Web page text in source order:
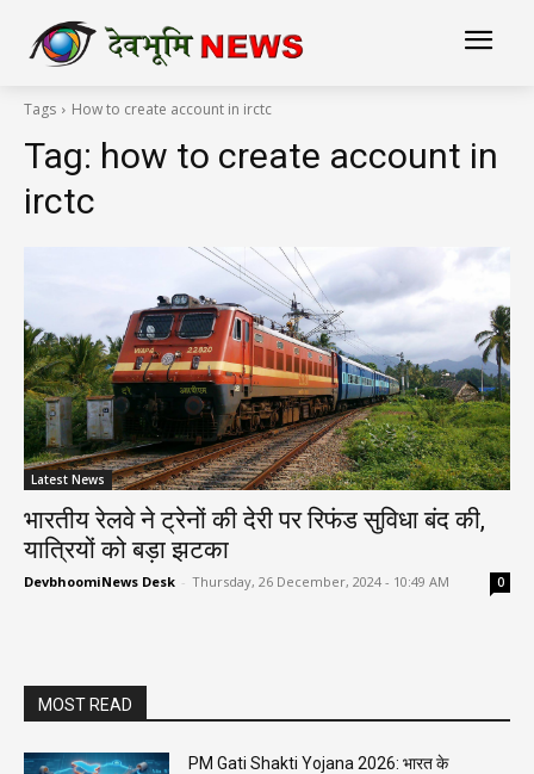
Tags How to create account in irctc
Tag: how to create account in
irctc
Latest News
भारतीय रेलवे ने ट्रेनों की देरी पर रिफंड सुविधा बंद की,
यात्रियों को बड़ा झटका
DevbhoomiNews Desk - Thursday, 26 December, 2024 - 10:49 AM 0
MOST READ
PM Gati Shakti Yojana 2026: भारत के